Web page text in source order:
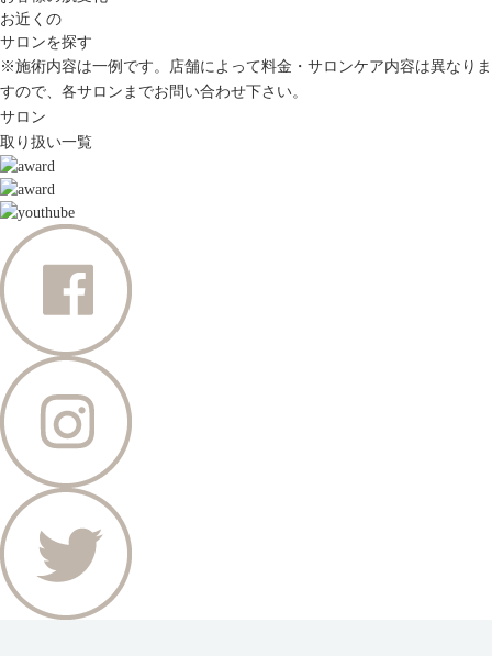
お近くの
サロンを探す
※施術内容は一例です。店舗によって料金・サロンケア内容は異なりま
すので、各サロンまでお問い合わせ下さい。
サロン
取り扱い一覧